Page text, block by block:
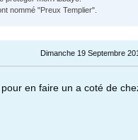
nommé "Preux Templier".
Dimanche 19 Septembre
en faire un a coté de